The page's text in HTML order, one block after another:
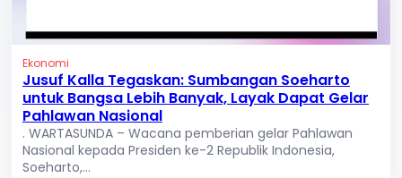
Ekonomi
Jusuf Kalla Tegaskan: Sumbangan Soeharto
untuk Bangsa Lebih Banyak, Layak Dapat Gelar
Pahlawan Nasional
. WARTASUNDA – Wacana pemberian gelar Pahlawan
Nasional kepada Presiden ke-2 Republik Indonesia,
Soeharto,...